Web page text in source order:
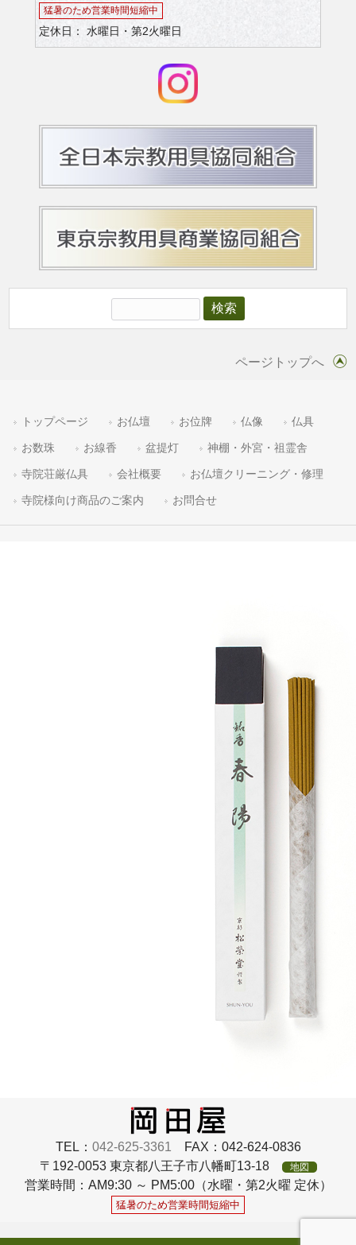
猛暑のため営業時間短縮中
定休日： 水曜日・第2火曜日
ページトップへ
トップページ お仏壇 お位牌 仏像 仏具
お数珠 お線香 盆提灯 神棚・外宮・祖霊舎
寺院荘厳仏具 会社概要 お仏壇クリーニング・修理
寺院様向け商品のご案内 お問合せ
TEL： 042-625-3361 FAX：042-624-0836
〒192-0053 東京都八王子市八幡町13-18
地図
営業時間：AM9:30 ～ PM5:00（水曜・第2火曜 定休）
猛暑のため営業時間短縮中